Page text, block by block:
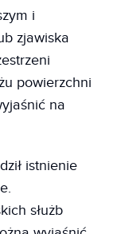
i
zjawiska
powierzchni
na
istnienie
służb